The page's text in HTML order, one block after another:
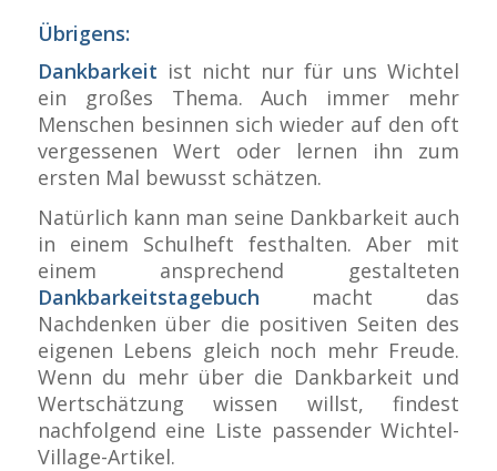
Übrigens:
Dankbarkeit ist nicht nur für uns Wichtel
ein großes Thema. Auch immer mehr
Menschen besinnen sich wieder auf den oft
vergessenen Wert oder lernen ihn zum
ersten Mal bewusst schätzen.
Natürlich kann man seine Dankbarkeit auch
in einem Schulheft festhalten. Aber mit
einem ansprechend gestalteten
Dankbarkeitstagebuch macht das
Nachdenken über die positiven Seiten des
eigenen Lebens gleich noch mehr Freude.
Wenn du mehr über die Dankbarkeit und
Wertschätzung wissen willst, findest
nachfolgend eine Liste passender Wichtel-
Village-Artikel.